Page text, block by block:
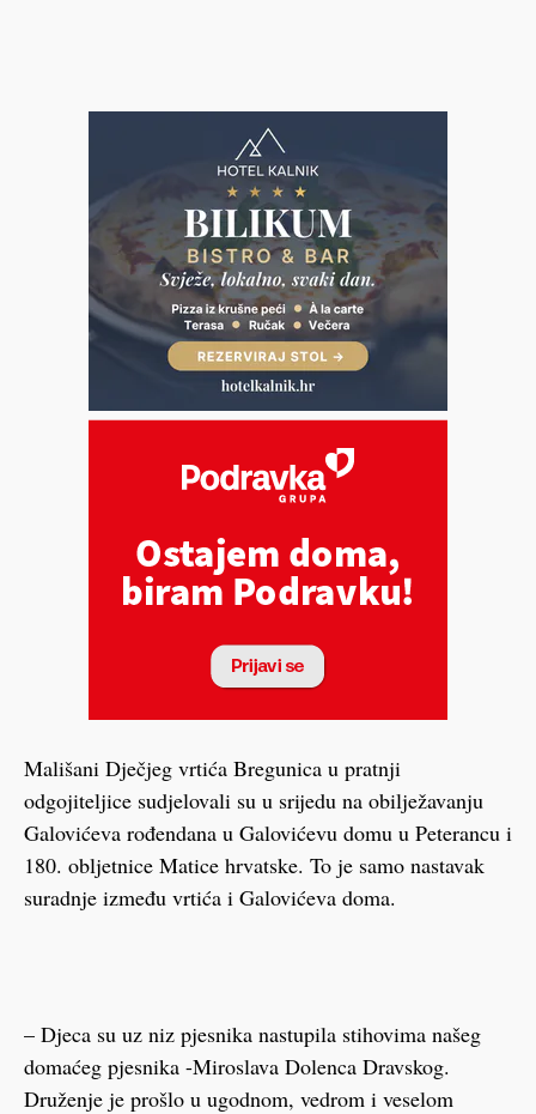
Mališani Dječjeg vrtića Bregunica u pratnji
odgojiteljice sudjelovali su u srijedu na obilježavanju
Galovićeva rođendana u Galovićevu domu u Peterancu i
180. obljetnice Matice hrvatske. To je samo nastavak
suradnje između vrtića i Galovićeva doma.
– Djeca su uz niz pjesnika nastupila stihovima našeg
domaćeg pjesnika -Miroslava Dolenca Dravskog.
Druženje je prošlo u ugodnom, vedrom i veselom